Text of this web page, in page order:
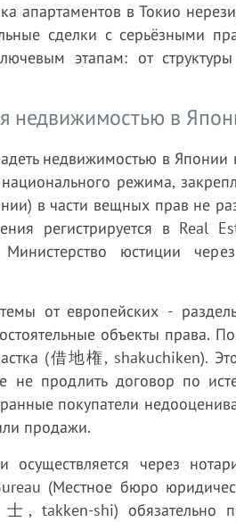
апартаментов в Токио
сделки с серьёзными
этапам: от
недвижимостью в
недвижимостью в
режима,
в части вещных прав не
регистрируется в Real
Министерство юстиции
от европейских -
объекты права.
(借地権, shakuchiken).
не продлить договор по
покупатели
продажи.
осуществляется через
(Местное бюро
shi) обязательно